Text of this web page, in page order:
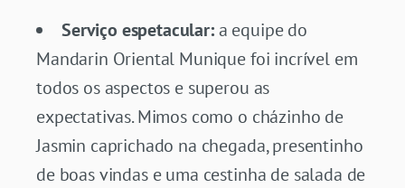
Serviço espetacular:a equipe do
Mandarin Oriental Munique foi incrível em
todos os aspectos e superou as
expectativas. Mimos como o cházinho de
Jasmin caprichado na chegada, presentinho
de boas vindas e uma cestinha de salada de